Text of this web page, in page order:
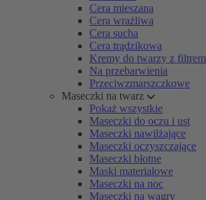
Cera mieszana
Cera wrażliwa
Cera sucha
Cera trądzikowa
Kremy do twarzy z filtrem
Na przebarwienia
Przeciwzmarszczkowe
Maseczki na twarz
Pokaż wszystkie
Maseczki do oczu i ust
Maseczki nawilżające
Maseczki oczyszczające
Maseczki błotne
Maski materiałowe
Maseczki na noc
Maseczki na wągry